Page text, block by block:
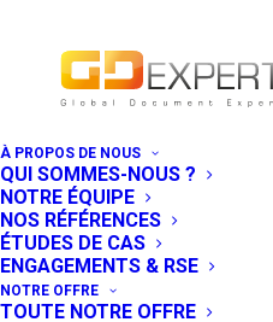
À PROPOS DE NOUS
QUI SOMMES-NOUS ?
NOTRE ÉQUIPE
NOS RÉFÉRENCES
ÉTUDES DE CAS
ENGAGEMENTS & RSE
NOTRE OFFRE
TOUTE NOTRE OFFRE
News produit